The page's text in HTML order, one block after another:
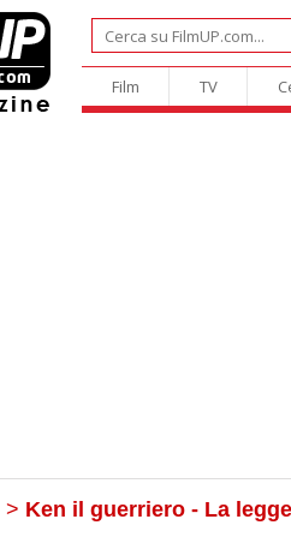
Film TV
> Ken il guerriero - La